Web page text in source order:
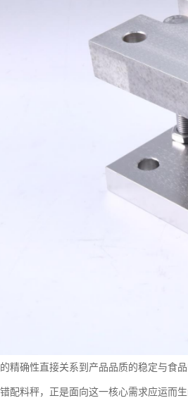
精确性直接关系到产品品质的稳定与食品
配料秤，正是面向这一核心需求应运而